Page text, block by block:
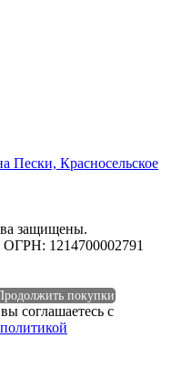
Пески, Красносельское
защищены.
1214700002791
покупки
соглашаетесь с
политикой